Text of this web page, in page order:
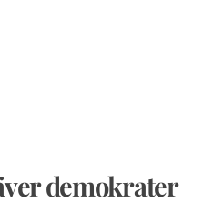
demokrater